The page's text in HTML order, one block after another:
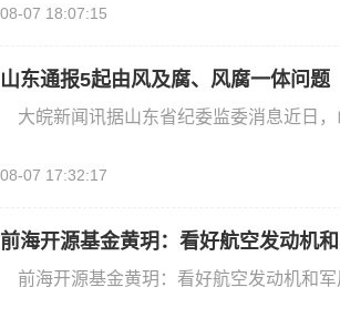
08-07 18:07:15
山东通报5起由风及腐、风腐一体问题
大皖新闻讯据山东省纪委监委消息近日
08-07 17:32:17
前海开源基金黄玥：看好航空发动机
前海开源基金黄玥：看好航空发动机和